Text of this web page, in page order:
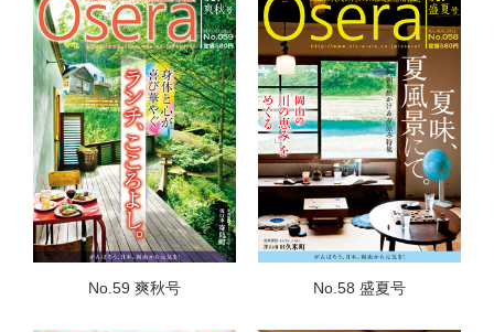
No.59 爽秋号 No.58 盛夏号